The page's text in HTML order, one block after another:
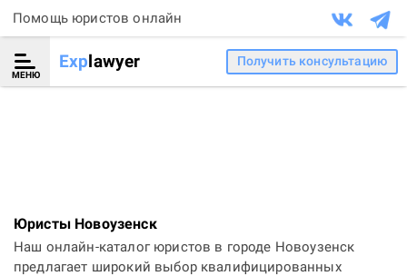
Помощь юристов онлайн
МЕНЮ
Explawyer Получить консультацию
Юристы Новоузенск
Наш онлайн-каталог юристов в городе Новоузенск
предлагает широкий выбор квалифицированных